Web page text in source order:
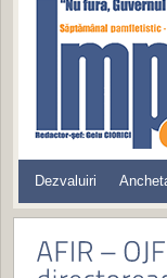
Dezvaluiri